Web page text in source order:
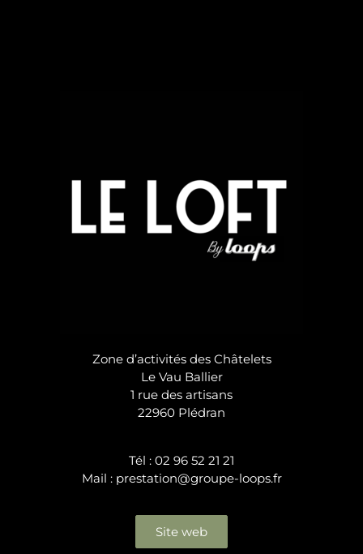
Zone d’activités des Châtelets
Le Vau Ballier
1 rue des artisans
22960 Plédran
Tél : 02 96 52 21 21
Mail : prestation@groupe-loops.fr
Site web